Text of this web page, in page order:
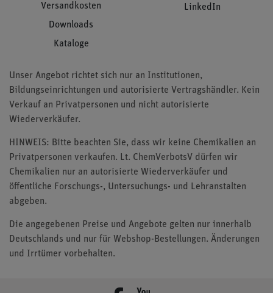
Versandkosten
Downloads
Kataloge
LinkedIn
Unser Angebot richtet sich nur an Institutionen,
Bildungseinrichtungen und autorisierte Vertragshändler. Kein
Verkauf an Privatpersonen und nicht autorisierte
Wiederverkäufer.
HINWEIS: Bitte beachten Sie, dass wir keine Chemikalien an
Privatpersonen verkaufen. Lt. ChemVerbotsV dürfen wir
Chemikalien nur an autorisierte Wiederverkäufer und
öffentliche Forschungs-, Untersuchungs- und Lehranstalten
abgeben.
Die angegebenen Preise und Angebote gelten nur innerhalb
Deutschlands und nur für Webshop-Bestellungen. Änderungen
und Irrtümer vorbehalten.